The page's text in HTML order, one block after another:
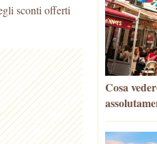
sconti offerti
Cosa